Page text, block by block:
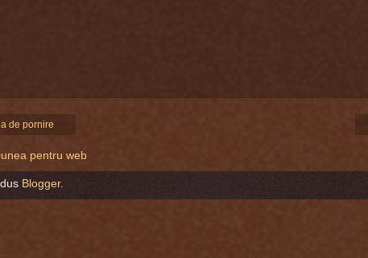
de pornire
pentru web
Blogger.